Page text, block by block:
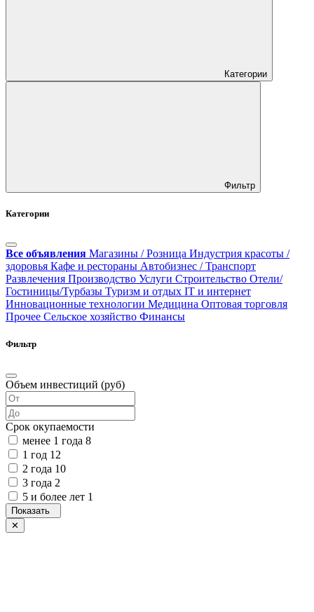
Категории
Фильтр
Категории
Все объявления Магазины / Розница Индустрия красоты /
здоровья Кафе и рестораны Автобизнес / Транспорт
Развлечения Производство Услуги Строительство Отели/
Гостиницы/Турбазы Туризм и отдых IT и интернет
Инновационные технологии Медицина Оптовая торговля
Прочее Сельское хозяйство Финансы
Фильтр
Объем инвестиций (руб)
Срок окупаемости
менее 1 года 8
1 год 12
2 года 10
3 года 2
5 и более лет 1